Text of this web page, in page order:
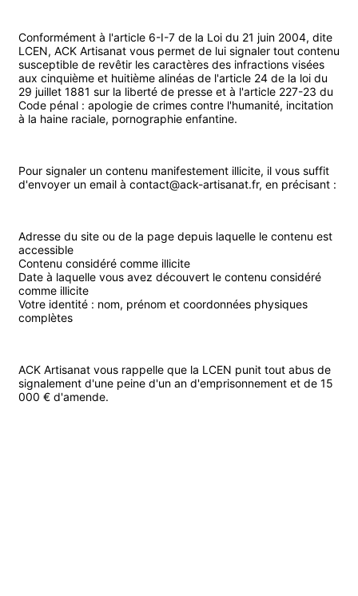
Conformément à l'article 6-I-7 de la Loi du 21 juin 2004, dite
LCEN, ACK Artisanat vous permet de lui signaler tout contenu
susceptible de revêtir les caractères des infractions visées
aux cinquième et huitième alinéas de l'article 24 de la loi du
29 juillet 1881 sur la liberté de presse et à l'article 227-23 du
Code pénal : apologie de crimes contre l'humanité, incitation
à la haine raciale, pornographie enfantine.
Pour signaler un contenu manifestement illicite, il vous suffit
d'envoyer un email à contact@ack-artisanat.fr, en précisant :
Adresse du site ou de la page depuis laquelle le contenu est
accessible
Contenu considéré comme illicite
Date à laquelle vous avez découvert le contenu considéré
comme illicite
Votre identité : nom, prénom et coordonnées physiques
complètes
ACK Artisanat vous rappelle que la LCEN punit tout abus de
signalement d'une peine d'un an d'emprisonnement et de 15
000 € d'amende.